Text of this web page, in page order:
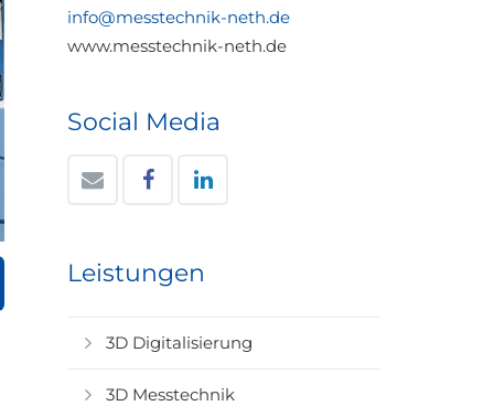
info@messtechnik-neth.de
www.messtechnik-neth.de
Social Media
Leistungen
3D Digitalisierung
3D Messtechnik